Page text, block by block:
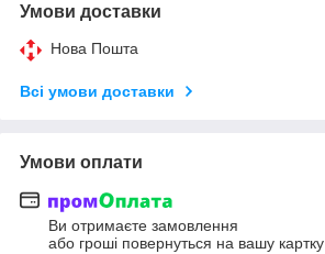
Умови доставки
Нова Пошта
Всі умови доставки
Умови оплати
Ви отримаєте замовлення
або гроші повернуться на вашу картку